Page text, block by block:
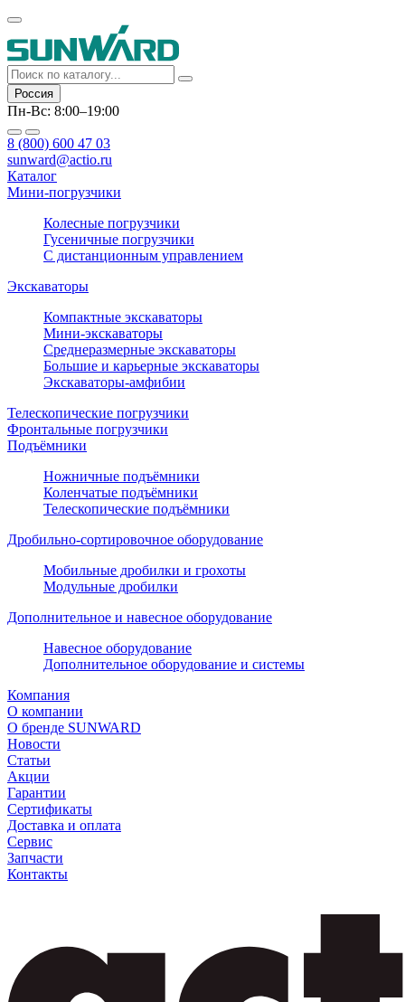
Россия
Пн-Вс: 8:00–19:00
8 (800) 600 47 03
sunward@actio.ru
Каталог
Мини-погрузчики
Колесные погрузчики
Гусеничные погрузчики
С дистанционным управлением
Экскаваторы
Компактные экскаваторы
Мини-экскаваторы
Среднеразмерные экскаваторы
Большие и карьерные экскаваторы
Экскаваторы-амфибии
Телескопические погрузчики
Фронтальные погрузчики
Подъёмники
Ножничные подъёмники
Коленчатые подъёмники
Телескопические подъёмники
Дробильно-сортировочное оборудование
Мобильные дробилки и грохоты
Модульные дробилки
Дополнительное и навесное оборудование
Навесное оборудование
Дополнительное оборудование и системы
Компания
О компании
О бренде SUNWARD
Новости
Статьи
Акции
Гарантии
Сертификаты
Доставка и оплата
Сервис
Запчасти
Контакты